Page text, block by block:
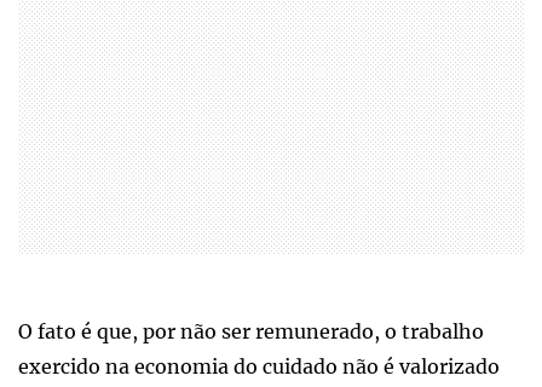
O fato é que, por não ser remunerado, o trabalho
exercido na economia do cuidado não é valorizado